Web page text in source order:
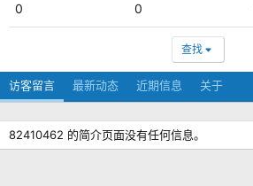
0 0
查找
访客留言 最新动态 近期信息 关于
82410462 的简介页面没有任何信息。